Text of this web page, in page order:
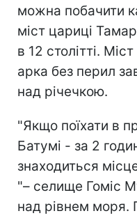
можна побачити
міст цариці
в 12 столітті.
арка без перил
над річечкою.
"Якщо поїхати в
Батумі - за 2
знаходиться
"– селище Гоміс
над рівнем моря.